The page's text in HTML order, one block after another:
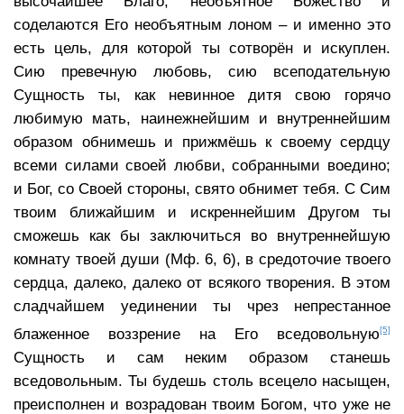
соделаются Его необъятным лоном – и именно это
есть цель, для которой ты сотворён и искуплен.
Сию превечную любовь, сию всеподательную
Сущность ты, как невинное дитя свою горячо
любимую мать, наинежнейшим и внутреннейшим
образом обнимешь и прижмёшь к своему сердцу
всеми силами своей любви, собранными воедино;
и Бог, со Своей стороны, свято обнимет тебя. С Сим
твоим ближайшим и искреннейшим Другом ты
сможешь как бы заключиться во внутреннейшую
комнату твоей души (Мф. 6, 6), в средоточие твоего
сердца, далеко, далеко от всякого творения. В этом
сладчайшем уединении ты чрез непрестанное
блаженное воззрение на Его вседовольную[5]
Сущность и сам неким образом станешь
вседовольным. Ты будешь столь всецело насыщен,
преисполнен и возрадован твоим Богом, что уже не